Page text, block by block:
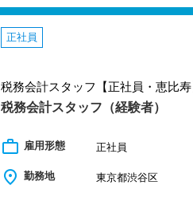
社員と同じように実務経験を積みながら
【先輩スタッフのサポートを受けなが
入社してからのステップアッププランを
▽ステップ1(入社〜約1ヶ月)
先輩が担当しているお客様の月次試算表
▽ステップ2(2ヶ月目〜)
そろそろ入力業務に慣れてきますので
レンジして頂けます。先輩スタッフがサ
創業以来17年連続増収増益、顧問先数
お客様に事務所までご来社いただく来所
専門Webサイトを10サイト以上運営して
税理士という仕事は不況に強い仕事で、
業務は数多く存在しています。
また、職場環境の改善に積極的に取り組
「職場環境改善宣言企業」と「経営労
積極的に推進していきます。
長く安心して働ける環境を用意してお
正社員
税務会計スタッフ【正社員・恵比
税務会計スタッフ（経験者）
work_outline 雇用形態 正社員
place 勤務地 東京都渋谷区